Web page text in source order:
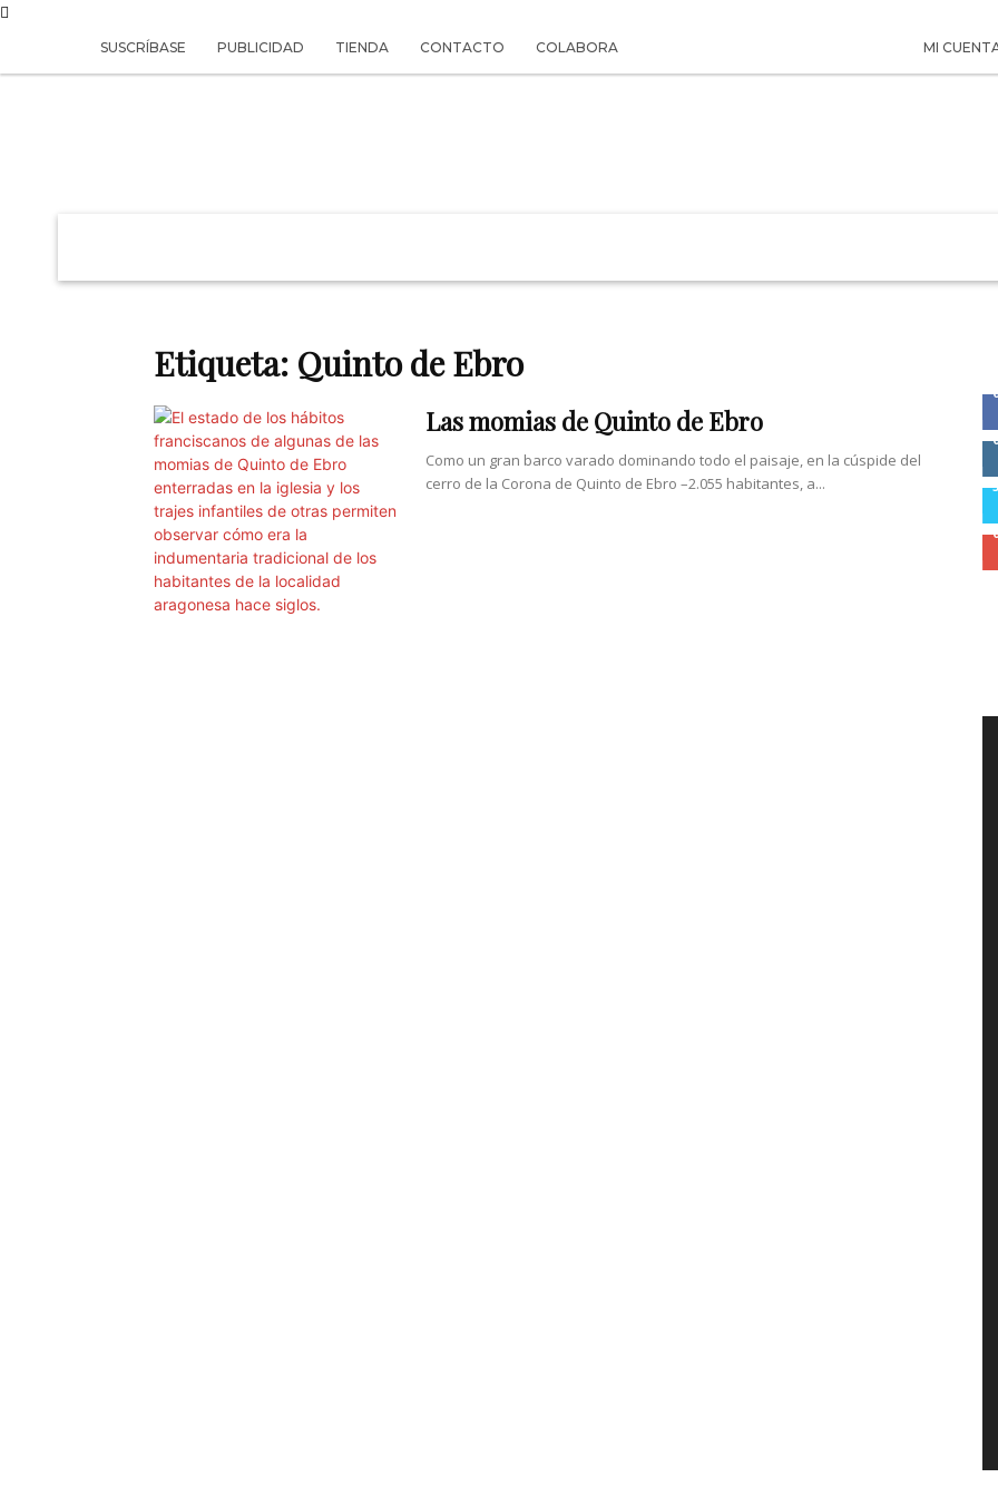
SUSCRÍBASE PUBLICIDAD TIENDA CONTACTO COLABORA MI
Etiqueta: Quinto de Ebro
Las momias de Quinto de Ebro
Como un gran barco varado dominando todo el paisaje, en la cúspide del
cerro de la Corona de Quinto de Ebro –2.055 habitantes, a...
0
0
0